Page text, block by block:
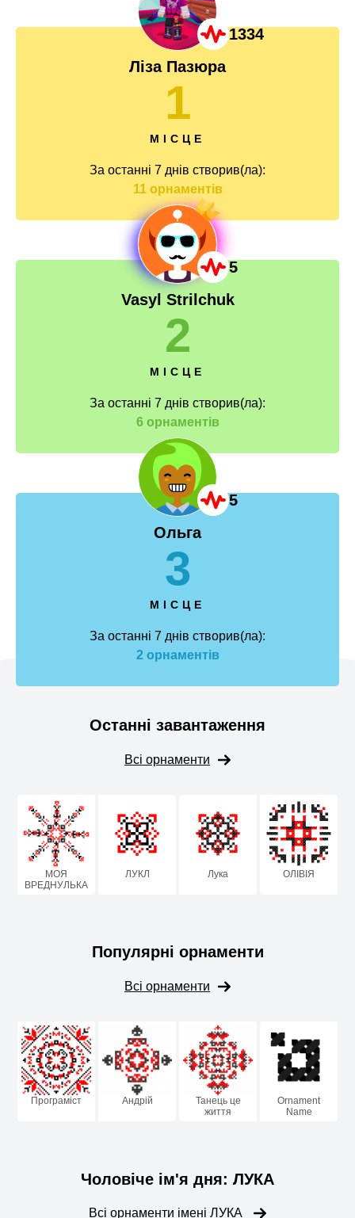
1334
Ліза Пазюра
1
МІСЦЕ
За останні 7 днів створив(ла):
11 орнаментів
5
Vasyl Strilchuk
2
МІСЦЕ
За останні 7 днів створив(ла):
6 орнаментів
5
Ольга
3
МІСЦЕ
За останні 7 днів створив(ла):
2 орнаментів
Останні завантаження
Всі орнаменти
МОЯ
ВРЕДНУЛЬКА
ЛУКЛ Лука ОЛІВІЯ
Популярні орнаменти
Всі орнаменти
Програміст Андрій
Танець це
життя
Ornament
Name
Чоловіче ім'я дня: ЛУКА
Всі орнаменти імені ЛУКА